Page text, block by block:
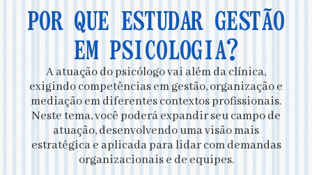
POR QUE ESTUDAR GESTÃO
EM PSICOLOGIA?
A atuação do psicólogo vai além da clínica,
exigindo competências em gestão, organização e
mediação em diferentes contextos profissionais.
Neste tema, você poderá expandir seu campo de
atuação, desenvolvendo uma visão mais
estratégica e aplicada para lidar com demandas
organizacionais e de equipes.